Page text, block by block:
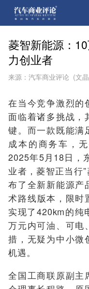
菱智新能源：
力创业者
来源：汽车商业评论 (文
在当今竞争激烈的
面临着诸多挑战，
键。而一款既能满
成本的商务车，
2025年5月18日，
业者，菱智正当行
布了全新新能源产
术路线版本，限时
实现了420km的纯
万元内可油、可电
措，无疑为中小微
机遇。
全国工商联原副主